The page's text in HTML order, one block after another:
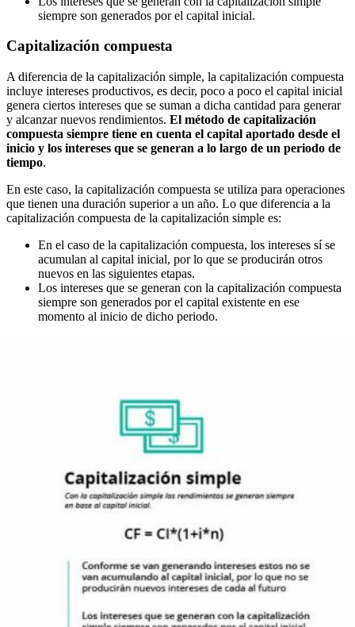
siempre son generados por el capital inicial.
Capitalización compuesta
A diferencia de la capitalización simple, la capitalización compuesta
incluye intereses productivos, es decir, poco a poco el capital inicial
genera ciertos intereses que se suman a dicha cantidad para generar
y alcanzar nuevos rendimientos. El método de capitalización
compuesta siempre tiene en cuenta el capital aportado desde el
inicio y los intereses que se generan a lo largo de un periodo de
tiempo.
En este caso, la capitalización compuesta se utiliza para operaciones
que tienen una duración superior a un año. Lo que diferencia a la
capitalización compuesta de la capitalización simple es:
En el caso de la capitalización compuesta, los intereses sí se
acumulan al capital inicial, por lo que se producirán otros
nuevos en las siguientes etapas.
Los intereses que se generan con la capitalización compuesta
siempre son generados por el capital existente en ese
momento al inicio de dicho periodo.